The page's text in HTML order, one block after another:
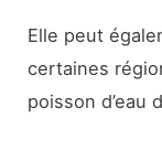
Elle peut
certaines
poisson d’eau